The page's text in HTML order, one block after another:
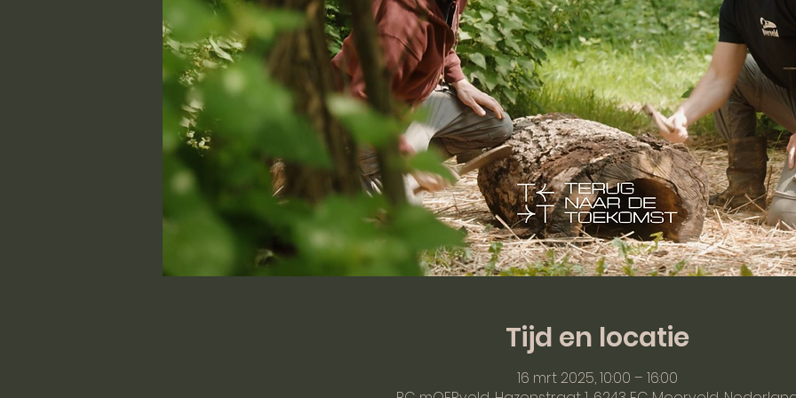
Tijd en locatie
16 mrt 2025, 10:00 – 16:00